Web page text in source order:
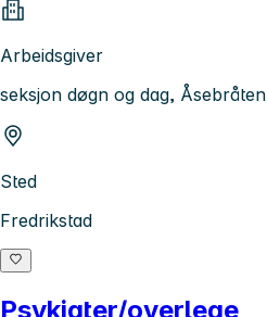
Arbeidsgiver
seksjon døgn og dag, Åsebråten
Sted
Fredrikstad
Psykiater/overlege